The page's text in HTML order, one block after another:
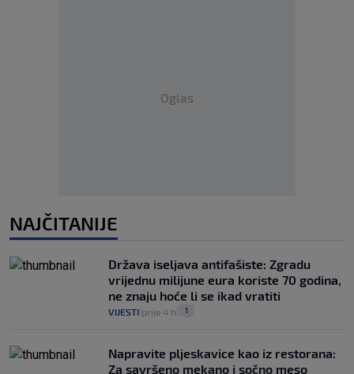
Oglas
NAJČITANIJE
Država iseljava antifašiste: Zgradu
vrijednu milijune eura koriste 70 godina,
ne znaju hoće li se ikad vratiti
VIJESTI prije 4 h 1
Napravite pljeskavice kao iz restorana:
Za savršeno mekano i sočno meso